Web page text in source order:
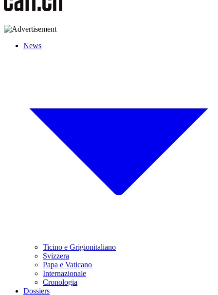
News
Ticino e Grigionitaliano
Svizzera
Papa e Vaticano
Internazionale
Cronologia
Dossiers